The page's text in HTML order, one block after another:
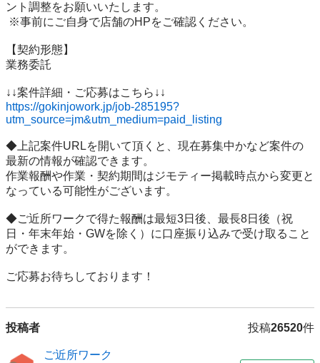
ント調整をお願いいたします。
【契約形態】
業務委託
https://gokinjowork.jp/job-285195?
utm_source=jm&utm_medium=paid_listing
◆上記案件URLを開いて頂くと、現在募集中かなど案件の
最新の情報が確認できます。
作業報酬や作業・契約期間はジモティー掲載時点から変更と
なっている可能性がございます。
◆ご近所ワークで得た報酬は最短3日後、最長8日後（祝
日・年末年始・GWを除く）に口座振り込みで受け取ること
ができます。
ご応募お待ちしております！
投稿者 投稿26520件
ご近所ワーク